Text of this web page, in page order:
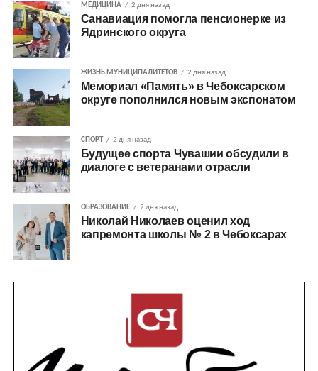
МЕДИЦИНА 2 дня назад
Санавиация помогла пенсионерке из
Ядринского округа
ЖИЗНЬ МУНИЦИПАЛИТЕТОВ 2 дня назад
Мемориал «Память» в Чебоксарском
округе пополнился новым экспонатом
СПОРТ 2 дня назад
Будущее спорта Чувашии обсудили в
диалоге с ветеранами отрасли
ОБРАЗОВАНИЕ 2 дня назад
Николай Николаев оценил ход
капремонта школы № 2 в Чебоксарах